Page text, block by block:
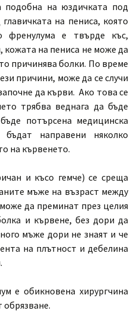
подобна на юздичката под
на пениса, която
френулума е твърде къс,
кожата на пениса не може да
причинява болки. По време
причини, може да се случи
да кърви. Ако това се
трябва веднага да бъде
потърсена медицинска
направени няколко
на кървенето.
и късо гемче) се среща
мъже на възраст между
да преминат през целия
и кървене, без дори да
мъже дори не знаят и че
на плътност и дебелина
е обикновена хирургчина
обрязване.